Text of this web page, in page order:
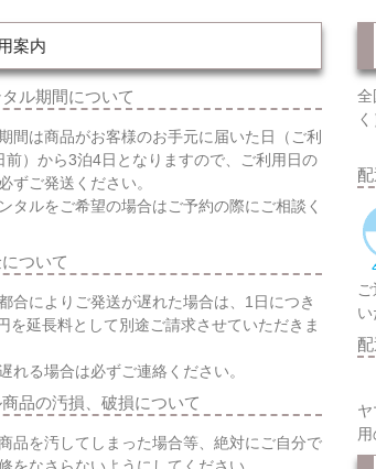
案内
ル期間について
間は商品がお客様のお手元に届いた日（ご利
前）から3泊4日となりますので、ご利用日の
ずご発送ください。
タルをご希望の場合はご予約の際にご相談く
ついて
合によりご発送が遅れた場合は、1日につき
を延長料として別途ご請求させていただきま
れる場合は必ずご連絡ください。
品の汚損、破損について
品を汚してしまった場合等、絶対にご自分で
全
い
用